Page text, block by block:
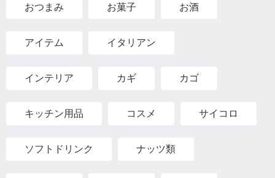
おつまみ お菓子 お酒
アイテム イタリアン
インテリア カギ カゴ
キッチン用品 コスメ サイコロ
ソフトドリンク ナッツ類